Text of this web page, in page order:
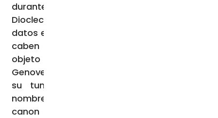
durante una persecución anterior a la de
Diocleciano. Aunque no hay unanimidad de
datos en los documentos más antiguos, no
caben dudas de que Dionisio de París fue
objeto de veneración temprana, y ya Santa
Genoveva hizo construir una iglesia sobre
su tumba hacia los años 450-460. El
nombre de Dionisio figura además en el
canon de la misa en algunos de los